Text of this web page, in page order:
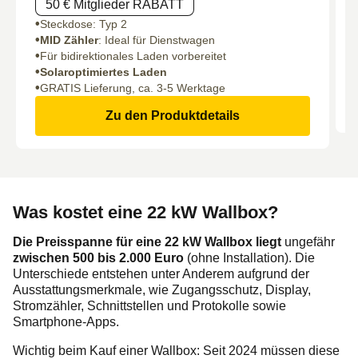
50 € Mitglieder RABATT
Steckdose: Typ 2
MID Zähler: Ideal für Dienstwagen
Für bidirektionales Laden vorbereitet
Solaroptimiertes Laden
GRATIS Lieferung, ca. 3-5 Werktage
Zu den Produktdetails
Was kostet eine 22 kW Wallbox?
Die Preisspanne für eine 22 kW Wallbox liegt ungefähr
zwischen 500 bis 2.000 Euro (ohne Installation). Die
Unterschiede entstehen unter Anderem aufgrund der
Ausstattungsmerkmale, wie Zugangsschutz, Display,
Stromzähler, Schnittstellen und Protokolle sowie
Smartphone-Apps.
Wichtig beim Kauf einer Wallbox: Seit 2024 müssen diese